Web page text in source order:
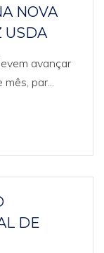
NOVA
USDA
avançar
par...
DE